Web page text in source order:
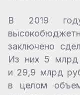
В 2019
заключено
Из них 5
и 29,9 млрд
в целом